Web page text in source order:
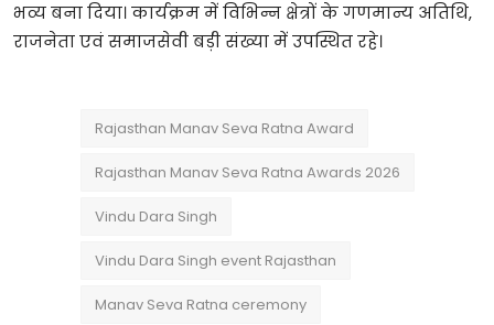
भव्य बना दिया। कार्यक्रम में विभिन्न क्षेत्रों के गणमान्य अतिथि,
राजनेता एवं समाजसेवी बड़ी संख्या में उपस्थित रहे।
Rajasthan Manav Seva Ratna Award
Rajasthan Manav Seva Ratna Awards 2026
Vindu Dara Singh
Vindu Dara Singh event Rajasthan
Manav Seva Ratna ceremony